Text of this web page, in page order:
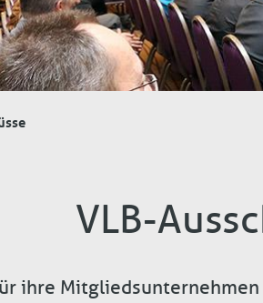
VLB-
ihre Mitgliedsunternehmen